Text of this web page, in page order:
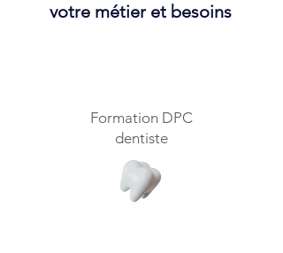
votre métier et besoins
Formation DPC
dentiste